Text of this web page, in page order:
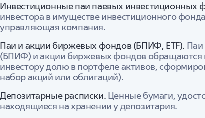
Инвестиционные паи паевых инвестиционных
инвестора в имуществе инвестиционного
управляющая компания.
Паи и акции биржевых фондов (БПИФ, ETF). Паи
(БПИФ) и акции биржевых фондов
инвестору долю в портфеле активов,
набор акций или облигаций).
Депозитарные расписки. Ценные бумаги,
находящиеся на хранении у депозитария.